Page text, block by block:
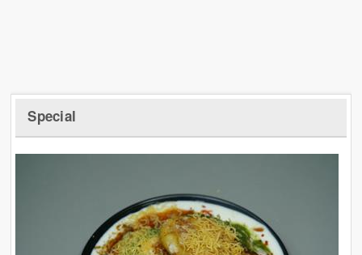
Special